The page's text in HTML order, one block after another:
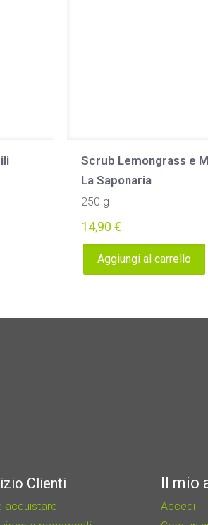
Scrub Lemongrass e
La Saponaria
250 g
14,90 €
Aggiungi al carrello
Clienti
acquistare
Il mio
Accedi